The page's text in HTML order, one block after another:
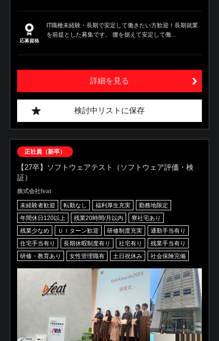
応募資格
IT職種未経験・長期で安定して働きたい方歓迎！長期就業
を前提とした募集です。 腰を据えて安定して働...
詳細を見る
検討中リストに保存
正社員（新卒）
【27卒】ソフトウェアテスト（ソフトウェア評価・検
証）
株式会社feat
未経験者歓迎 転勤なし 福利厚生充実
勤務地限定
年間休日120以上
残業20時間/月以内
寮社宅あり
残業少なめ
ＵＩターン歓迎 研修制度充実
通勤手当有り
住宅手当有り
長期休暇制度有り 社宅有り
残業手当有り
研修・教育あり
女性管理職有 土日祝休み 社会保険完備